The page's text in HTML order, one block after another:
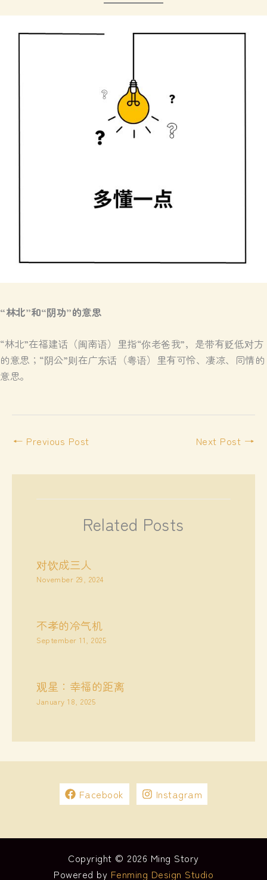
“林北”和“阴功”的意思
“林北”在福建话（闽南语）里指“你老爸我”，是带有贬低对方
的意思；“阴公”则在广东话（粤语）里有可怜、凄凉、同情的
意思。
← Previous Post Next Post →
Related Posts
对饮成三人
November 29, 2024
不孝的冷气机
September 11, 2025
观星：幸福的距离
January 18, 2025
Facebook Instagram
Copyright © 2026 Ming Story
Powered by Fenming Design Studio